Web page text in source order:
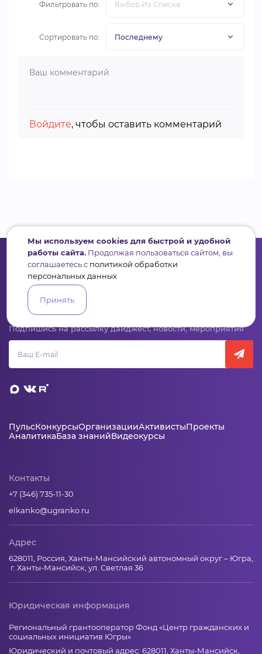
Фильтровать по:
Сортировать по:
Войдите, чтобы оставить комментарий
Сервис для некоммерческих организаций
и социальных предпринимателей
Подпишись на рассылку дайджест, новости, мероприятия
ПульсКонкурсыОрганизацииАктивистыПроекты
АналитикаБаза знанийВидеокурсы
Контакты
+7 (346) 735-11-30
elkanko@ugranko.ru
Адрес
628011, Россия, Ханты-Мансийский автономный округ – Югра,
г. Ханты-Мансийск, ул. Светлая 36
Юридическая информация
Региональный грантооператор Фонд «Центр гражданских и
социальных инициатив Югры»
Юридический и почтовый адрес: 628011, Ханты-Мансийск,
Мы используем cookies для быстрой и удобной
работы сайта. Продолжая пользоваться сайтом, вы
соглашаетесь с политикой обработки
персональных данных
Принять